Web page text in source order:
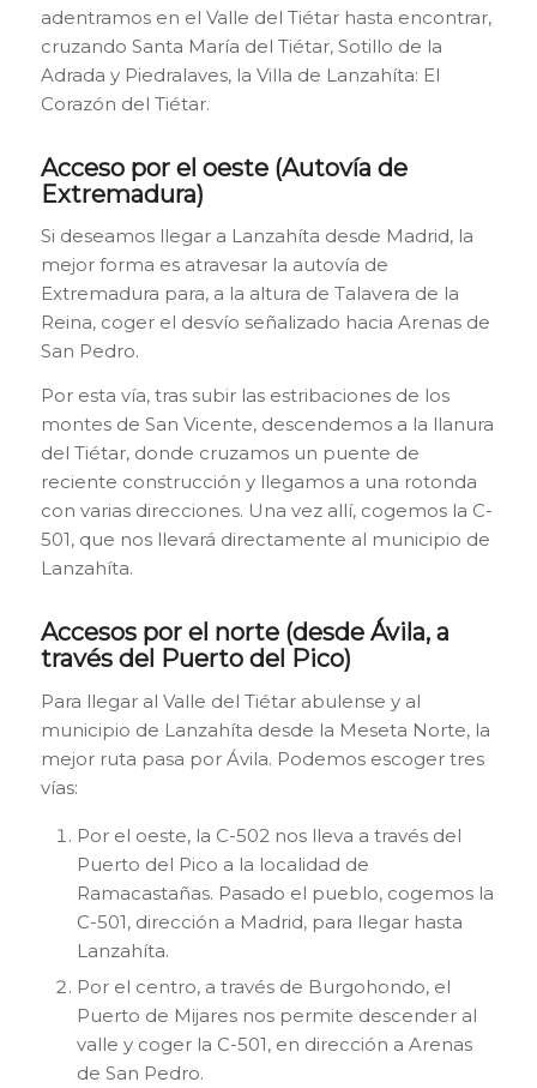
adentramos en el Valle del Tiétar hasta encontrar,
cruzando Santa María del Tiétar, Sotillo de la
Adrada y Piedralaves, la Villa de Lanzahíta: El
Corazón del Tiétar.
Acceso por el oeste (Autovía de
Extremadura)
Si deseamos llegar a Lanzahíta desde Madrid, la
mejor forma es atravesar la autovía de
Extremadura para, a la altura de Talavera de la
Reina, coger el desvío señalizado hacia Arenas de
San Pedro.
Por esta vía, tras subir las estribaciones de los
montes de San Vicente, descendemos a la llanura
del Tiétar, donde cruzamos un puente de
reciente construcción y llegamos a una rotonda
con varias direcciones. Una vez allí, cogemos la C-
501, que nos llevará directamente al municipio de
Lanzahíta.
Accesos por el norte (desde Ávila, a
través del Puerto del Pico)
Para llegar al Valle del Tiétar abulense y al
municipio de Lanzahíta desde la Meseta Norte, la
mejor ruta pasa por Ávila. Podemos escoger tres
vías:
Por el oeste, la C-502 nos lleva a través del
Puerto del Pico a la localidad de
Ramacastañas. Pasado el pueblo, cogemos la
C-501, dirección a Madrid, para llegar hasta
Lanzahíta.
Por el centro, a través de Burgohondo, el
Puerto de Mijares nos permite descender al
valle y coger la C-501, en dirección a Arenas
de San Pedro.